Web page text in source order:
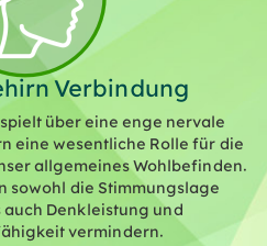
Verbindung
über eine enge nervale
eine wesentliche Rolle für die
allgemeines Wohlbefinden.
sowohl die Stimmungslage
Denkleistung und
vermindern.